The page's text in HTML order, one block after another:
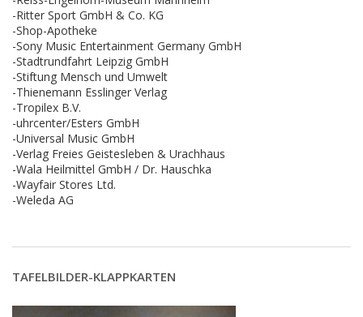
-Ritter Sport GmbH & Co. KG
-Shop-Apotheke
-Sony Music Entertainment Germany GmbH
-Stadtrundfahrt Leipzig GmbH
-Stiftung Mensch und Umwelt
-Thienemann Esslinger Verlag
-Tropilex B.V.
-uhrcenter/Esters GmbH
-Universal Music GmbH
-Verlag Freies Geistesleben & Urachhaus
-Wala Heilmittel GmbH / Dr. Hauschka
-Wayfair Stores Ltd.
-Weleda AG
TAFELBILDER-KLAPPKARTEN